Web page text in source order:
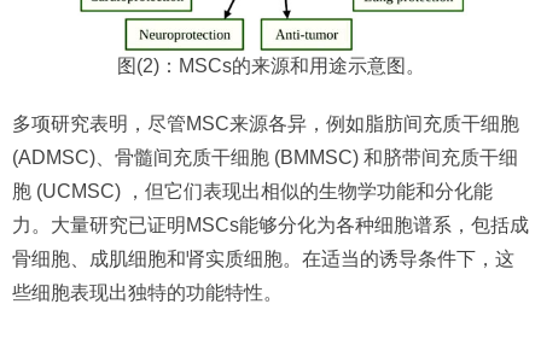
图(2)：MSCs的来源和用途示意图。
多项研究表明，尽管MSC来源各异，例如脂肪间充质干细胞
(ADMSC)、骨髓间充质干细胞 (BMMSC) 和脐带间充质干细
胞 (UCMSC) ，但它们表现出相似的生物学功能和分化能
力。大量研究已证明MSCs能够分化为各种细胞谱系，包括成
骨细胞、成肌细胞和肾实质细胞。在适当的诱导条件下，这
些细胞表现出独特的功能特性。